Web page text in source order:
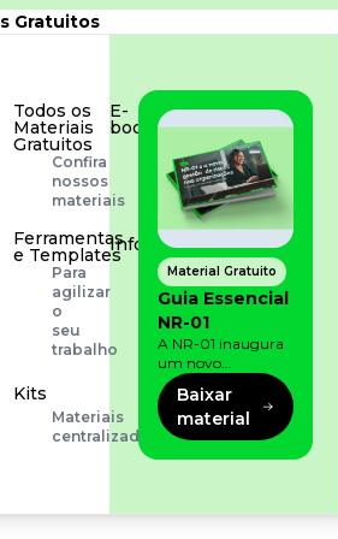
Gratuitos
Todos os
Materiais
Gratuitos
Confira
nossos
materiais
E-
book
Aprofunde
seu
conhecimento
Ferramentas
e Templates
Para
agilizar
o
seu
trabalho
Infográfico
Conteúdo
prático
rápido
Kits
Materiais
centralizados
Material Gratuito
Guia Essencial
NR-01
A NR-01 inaugura
um novo
momento na
prevenção de riscos:
agora, além dos
fatores físicos e
operacionais, as
para os riscos
Baixar
material